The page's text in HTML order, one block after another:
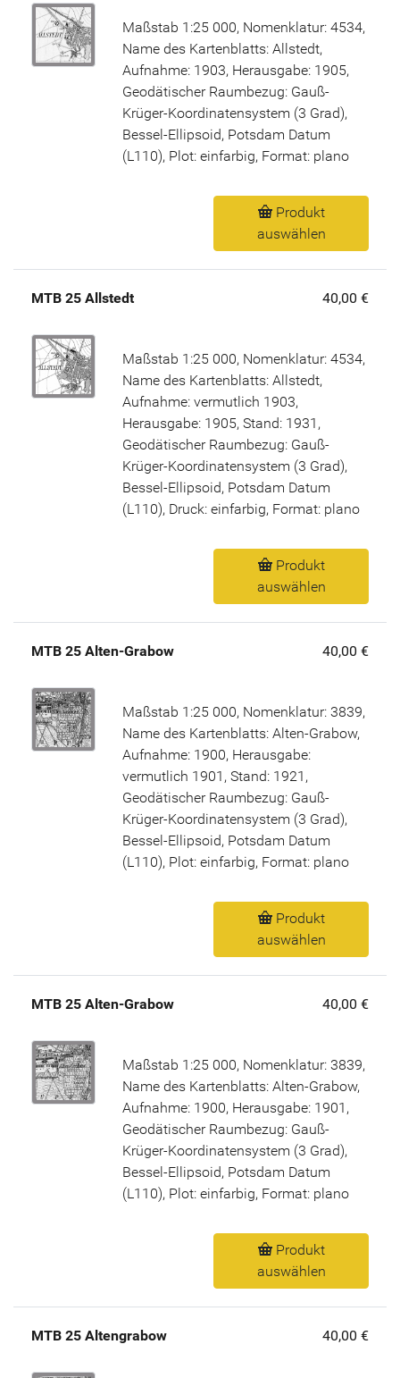
Maßstab 1:25 000, Nomenklatur: 4534,
Name des Kartenblatts: Allstedt,
Aufnahme: 1903, Herausgabe: 1905,
Geodätischer Raumbezug: Gauß-
Krüger-Koordinatensystem (3 Grad),
Bessel-Ellipsoid, Potsdam Datum
(L110), Plot: einfarbig, Format: plano
Produkt
auswählen
MTB 25 Allstedt 40,00 €
Maßstab 1:25 000, Nomenklatur: 4534,
Name des Kartenblatts: Allstedt,
Aufnahme: vermutlich 1903,
Herausgabe: 1905, Stand: 1931,
Geodätischer Raumbezug: Gauß-
Krüger-Koordinatensystem (3 Grad),
Bessel-Ellipsoid, Potsdam Datum
(L110), Druck: einfarbig, Format: plano
Produkt
auswählen
MTB 25 Alten-Grabow 40,00 €
Maßstab 1:25 000, Nomenklatur: 3839,
Name des Kartenblatts: Alten-Grabow,
Aufnahme: 1900, Herausgabe:
vermutlich 1901, Stand: 1921,
Geodätischer Raumbezug: Gauß-
Krüger-Koordinatensystem (3 Grad),
Bessel-Ellipsoid, Potsdam Datum
(L110), Plot: einfarbig, Format: plano
Produkt
auswählen
MTB 25 Alten-Grabow 40,00 €
Maßstab 1:25 000, Nomenklatur: 3839,
Name des Kartenblatts: Alten-Grabow,
Aufnahme: 1900, Herausgabe: 1901,
Geodätischer Raumbezug: Gauß-
Krüger-Koordinatensystem (3 Grad),
Bessel-Ellipsoid, Potsdam Datum
(L110), Plot: einfarbig, Format: plano
Produkt
auswählen
MTB 25 Altengrabow 40,00 €